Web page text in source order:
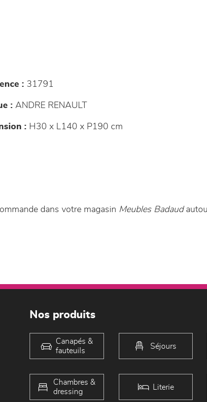
: 31791
: ANDRE RENAULT
: H30 x L140 x P190 cm
dans votre magasin Meubles Badaud
Nos produits
Canapés &
fauteuils
Séjours
Chambres &
dressing
Literie